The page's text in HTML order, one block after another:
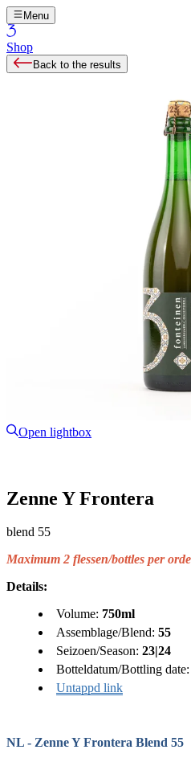
Menu
Shop
Back to the results
Open lightbox
Zenne Y Frontera
blend 55
Maximum 2 flessen/bottles per
Details:
Volume: 750ml
Assemblage/Blend: 55
Seizoen/Season: 23|24
Botteldatum/Bottling date:
Untappd link
NL - Zenne Y Frontera Blend 55